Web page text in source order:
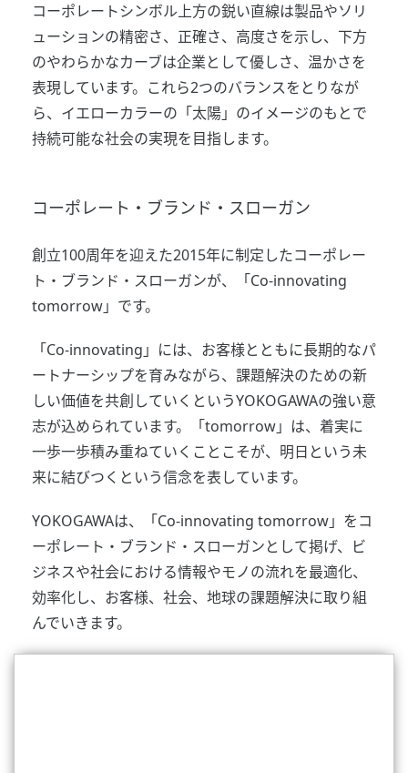
コーポレートシンボル上方の鋭い直線は製品やソリ
ューションの精密さ、正確さ、高度さを示し、下方
のやわらかなカーブは企業として優しさ、温かさを
表現しています。これら2つのバランスをとりなが
ら、イエローカラーの「太陽」のイメージのもとで
持続可能な社会の実現を目指します。
コーポレート・ブランド・スローガン
創立100周年を迎えた2015年に制定したコーポレー
ト・ブランド・スローガンが、「Co-innovating
tomorrow」です。
「Co-innovating」には、お客様とともに長期的なパ
ートナーシップを育みながら、課題解決のための新
しい価値を共創していくというYOKOGAWAの強い意
志が込められています。「tomorrow」は、着実に
一歩一歩積み重ねていくことこそが、明日という未
来に結びつくという信念を表しています。
YOKOGAWAは、「Co-innovating tomorrow」をコ
ーポレート・ブランド・スローガンとして掲げ、ビ
ジネスや社会における情報やモノの流れを最適化、
効率化し、お客様、社会、地球の課題解決に取り組
んでいきます。